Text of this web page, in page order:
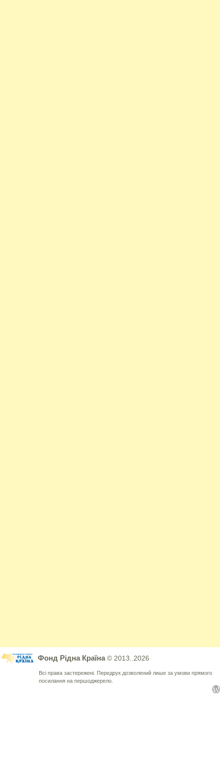
Фонд Рідна Країна© 2013..2026
Всі права застережені. Передрук дозволений лише за умови прямого
посилання на першоджерело.